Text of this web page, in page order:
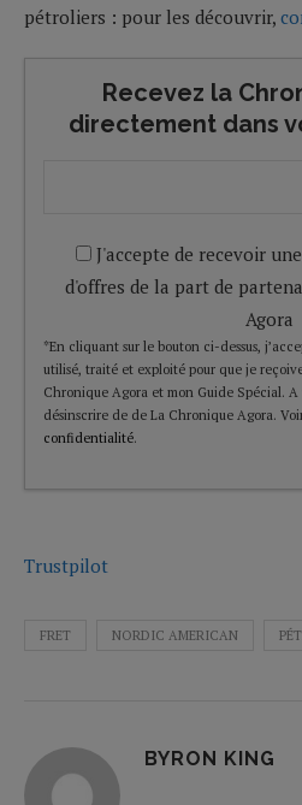
pétroliers : pour les découvrir,
Recevez la
directement dans
J'accepte de recevoir
d'offres de la part de
Agora
*En cliquant sur le bouton ci-dessus,
utilisé, traité et exploité pour que je
Chronique Agora et mon Guide Spécial.
désinscrire de de La Chronique Agora.
confidentialité.
Trustpilot
FRET NORDIC AMERICAN
BYRON KING